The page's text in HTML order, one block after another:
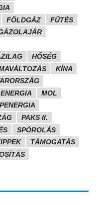
FÖLDGÁZ
FŰTÉS
HŐSÉG
KÍNA
MOL
PAKS II.
SPÓROLÁS
TÁMOGATÁS